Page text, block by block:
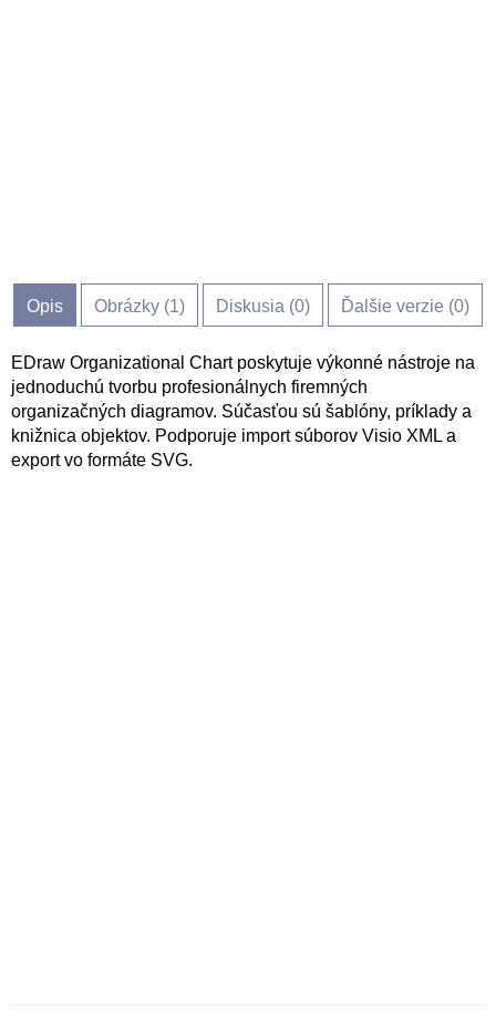
Opis Obrázky (1) Diskusia (0) Ďalšie verzie (0)
EDraw Organizational Chart poskytuje výkonné nástroje na
jednoduchú tvorbu profesionálnych firemných
organizačných diagramov. Súčasťou sú šablóny, príklady a
knižnica objektov. Podporuje import súborov Visio XML a
export vo formáte SVG.